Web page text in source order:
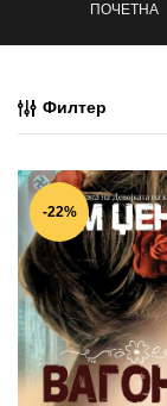
ПОЧЕТНА
Филтер
-22%